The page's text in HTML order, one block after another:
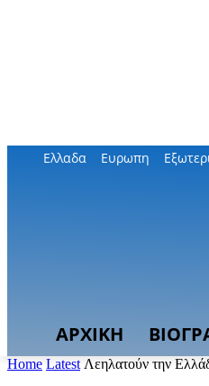
Ελλαδα Ευρωπη
ΑΡΧΙΚΗ
Home Latest Λεηλατούν την